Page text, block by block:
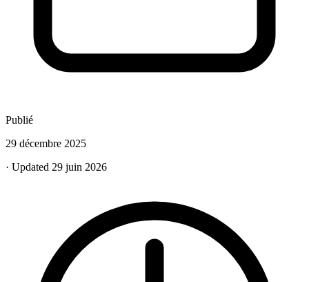
Publié
29 décembre 2025
· Updated 29 juin 2026